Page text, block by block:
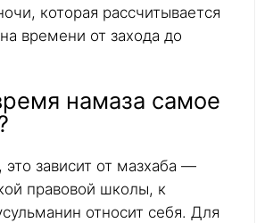
которая рассчитывается
времени от захода до
намаза самое
зависит от мазхаба —
правовой школы, к
относит себя. Для